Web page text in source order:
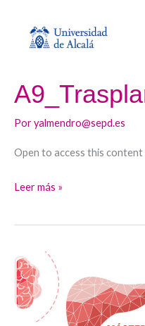
Poryalmendro@sepd.es
Open to access this content
Leer más »
A8_Oportunidades
en
Hepatología